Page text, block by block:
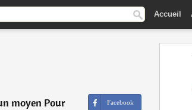
Accueil
moyen Pour
Facebook